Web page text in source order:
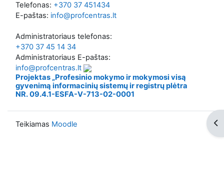
Telefonas: +370 37 451434
E-paštas: info@profcentras.lt
Administratoriaus telefonas:
+370 37 45 14 34
Administratoriaus E-paštas:
info@profcentras.lt
Projektas „Profesinio mokymo ir mokymosi visą
gyvenimą informacinių sistemų ir registrų plėtra
NR. 09.4.1-ESFA-V-713-02-0001
Teikiamas Moodle